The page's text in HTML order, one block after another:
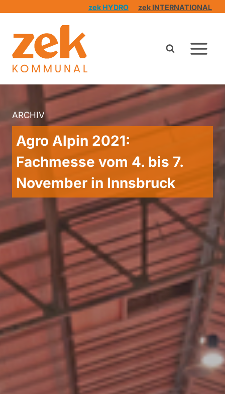
springen
zek HYDRO zek INTERNATIONAL
ARCHIV
Agro Alpin 2021:
Fachmesse vom 4. bis 7.
November in Innsbruck